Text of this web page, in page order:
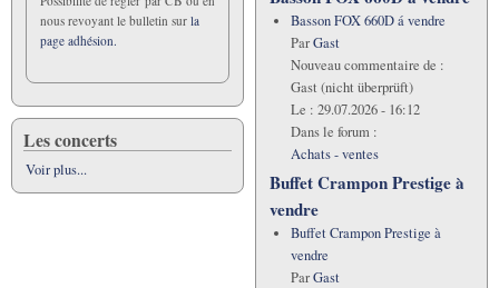
nous revoyant le bulletin sur la
page adhésion.
Les concerts
Voir plus...
Basson FOX 660D á vendre
ParGast
Nouveau commentaire de :
Gast (nicht überprüft)
Le : 29.07.2026 - 16:12
Dans le forum :
Achats - ventes
Buffet Crampon Prestige à
vendre
Buffet Crampon Prestige à
vendre
ParGast